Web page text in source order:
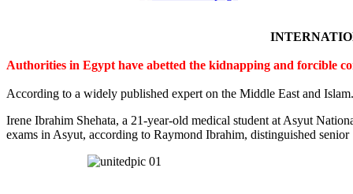
Authorities in Egypt have abetted the kidnapping and forcible
According to a widely published expert on the Middle East and Islam.
Irene Ibrahim Shehata, a 21-year-old medical student at Asyut
exams in Asyut, according to Raymond Ibrahim, distinguished